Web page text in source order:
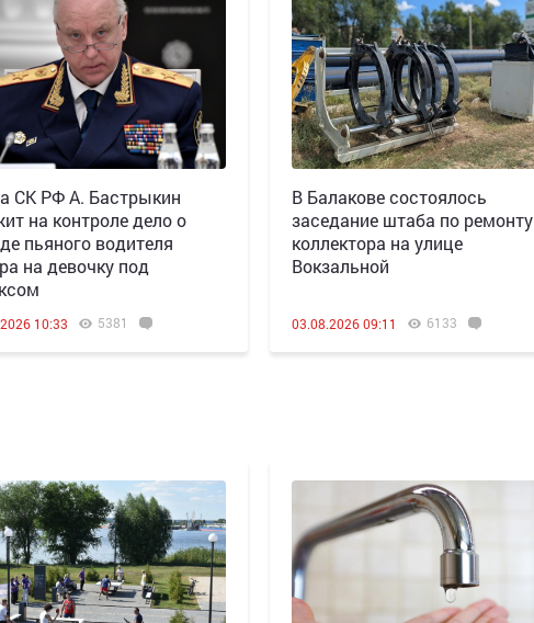
СК РФ А. Бастрыкин
на контроле дело о
пьяного водителя
на девочку под
10:33 5381
В Балакове состоялось
заседание штаба по ремонту
коллектора на улице
Вокзальной
03.08.2026 09:11 6133